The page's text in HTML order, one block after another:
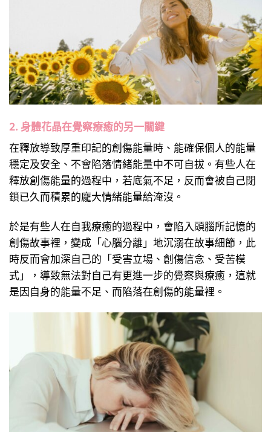
2. 身體花晶在覺察療癒的另一關鍵
在釋放導致厚重印記的創傷能量時、能確保個人的能量
穩定及安全、不會陷落情緒能量中不可自拔。有些人在
釋放創傷能量的過程中，若底氣不足，反而會被自己閉
鎖已久而積累的龐大情緒能量給淹沒。
於是有些人在自我療癒的過程中，會陷入頭腦所記憶的
創傷故事裡，變成「心腦分離」地沉溺在故事細節，此
時反而會加深自己的「受害立場、創傷信念、受苦模
式」，導致無法對自己有更進一步的覺察與療癒，這就
是因自身的能量不足、而陷落在創傷的能量裡。